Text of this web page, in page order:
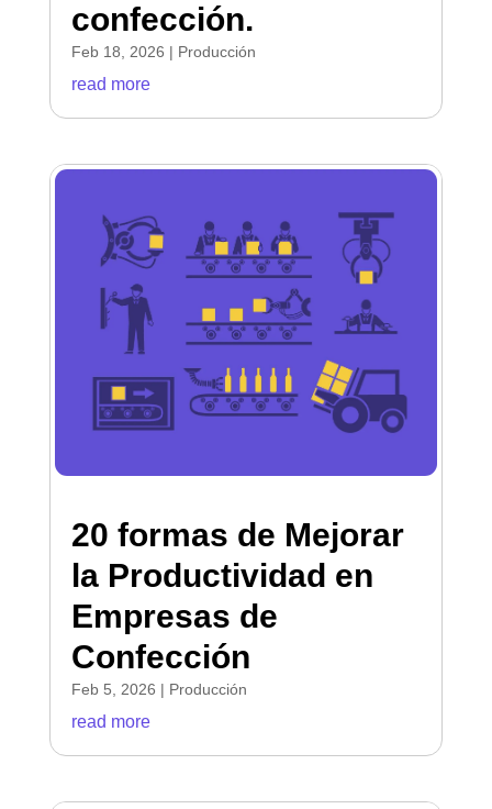
confección.
Feb 18, 2026 | Producción
read more
20 formas de Mejorar
la Productividad en
Empresas de
Confección
Feb 5, 2026 | Producción
read more